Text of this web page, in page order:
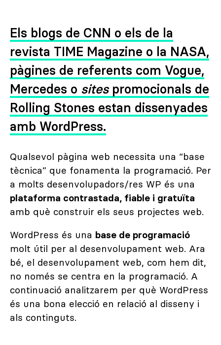
Els blogs de CNN o els de la
revista TIME Magazine o la NASA,
pàgines de referents com Vogue,
Mercedes o sitespromocionals de
Rolling Stones estan dissenyades
amb WordPress.
Qualsevol pàgina web necessita una “base
tècnica” que fonamenta la programació. Per
a molts desenvolupadors/res WP és una
plataforma contrastada, fiable i gratuïta
amb què construir els seus projectes web.
WordPress és una base de programació
molt útil per al desenvolupament web. Ara
bé, el desenvolupament web, com hem dit,
no només se centra en la programació. A
continuació analitzarem per què WordPress
és una bona elecció en relació al disseny i
als continguts.